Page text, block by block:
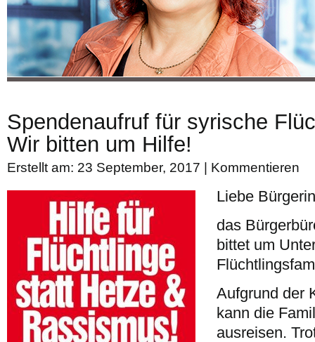
Spendenaufruf für syrische
Wir bitten um Hilfe!
Erstellt am: 23 September, 2017 | Kommentieren
Liebe
das
bittet um
Aufgrund der
kann die
ausreisen.